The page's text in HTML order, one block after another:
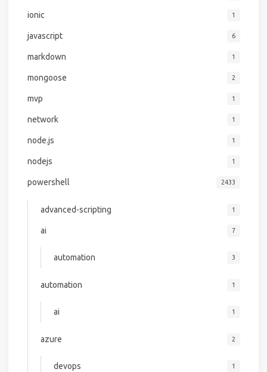
ionic 1
javascript 6
markdown 1
mongoose 2
mvp 1
network 1
node.js 1
nodejs 1
powershell 2433
advanced-scripting 1
ai 7
automation 3
automation 1
ai 1
azure 2
devops 1